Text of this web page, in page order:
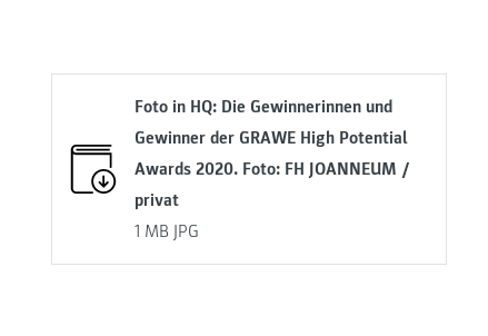
Foto in HQ: Die Gewinnerinnen und
Gewinner der GRAWE High Potential
Awards 2020. Foto: FH JOANNEUM /
privat
1 MB JPG